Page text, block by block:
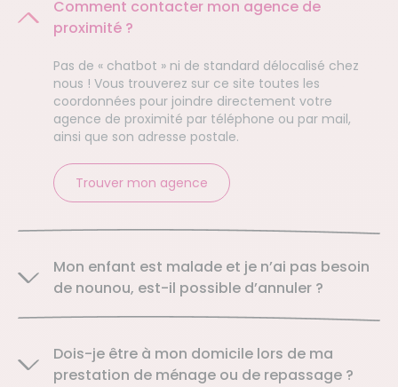
Comment contacter mon agence de
proximité ?
Pas de « chatbot » ni de standard délocalisé chez
nous ! Vous trouverez sur ce site toutes les
coordonnées pour joindre directement votre
agence de proximité par téléphone ou par mail,
ainsi que son adresse postale.
Trouver mon agence
Mon enfant est malade et je n’ai pas besoin
de nounou, est-il possible d’annuler ?
Dois-je être à mon domicile lors de ma
prestation de ménage ou de repassage ?